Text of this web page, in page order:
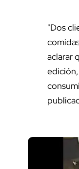
"Dos
aclarar